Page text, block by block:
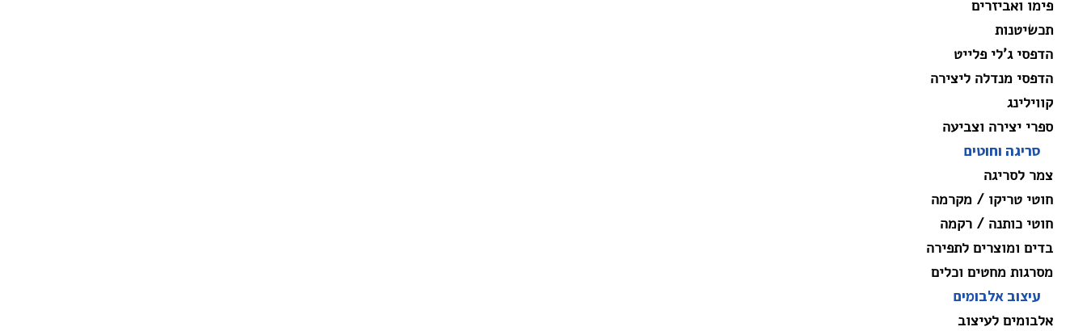
פימו ואביזרים
תכשיטנות
הדפסי ג'לי פלייט
הדפסי מנדלה ליצירה
קווילינג
ספרי יצירה וצביעה
סריגה וחוטים
צמר לסריגה
חוטי טריקו / מקרמה
חוטי כותנה / רקמה
בדים ומוצרים לתפירה
מסרגות מחטים וכלים
עיצוב אלבומים
אלבומים לעיצוב